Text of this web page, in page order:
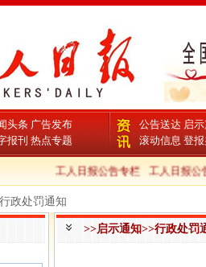
头条 广告发布
报刊 热点专题
公告送达 启
滚动信息 登
工人日报公告专栏 工人日报公
政处罚通知
>>启示通知>>行政处罚